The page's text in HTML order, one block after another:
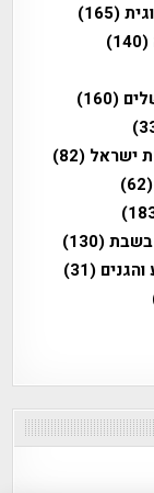
(165)
(140)
(160)
ישראל (82)
(62)
בשבת(130)
(31)